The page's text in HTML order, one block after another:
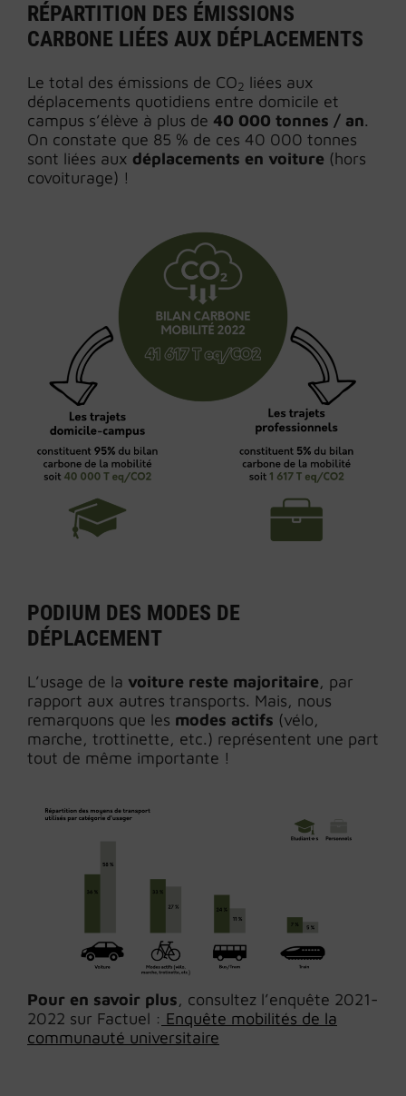
RÉPARTITION DES ÉMISSIONS
CARBONE LIÉES AUX DÉPLACEMENTS
Le total des émissions de CO2 liées aux
déplacements quotidiens entre domicile et
campus s’élève à plus de 40 000 tonnes / an.
On constate que 85 % de ces 40 000 tonnes
sont liées aux déplacements en voiture (hors
covoiturage) !
PODIUM DES MODES DE
DÉPLACEMENT
L’usage de la voiture reste majoritaire, par
rapport aux autres transports. Mais, nous
remarquons que les modes actifs (vélo,
marche, trottinette, etc.) représentent une part
tout de même importante !
Pour en savoir plus, consultez l’enquête 2021-
2022 sur Factuel : Enquête mobilités de la
communauté universitaire